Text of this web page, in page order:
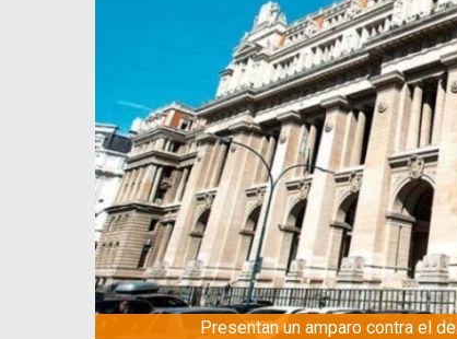
Presentan un amparo contra el